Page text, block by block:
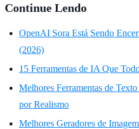
Continue Lendo
OpenAI Sora Está Sendo
(2026)
15 Ferramentas de IA Que
Melhores Ferramentas de
por Realismo
Melhores Geradores de